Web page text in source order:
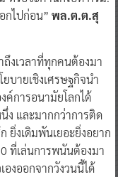
กไปก่อน” พล.ต.ต.สุ
งเวลาที่ทุกคนต้องมา
บายเชิงเศรษฐกิจนำ
การอนามัยโลกได้
ง และมากกว่าการติด
ยิ่งเดิมพันเยอะยิ่งอยาก
ที่เล่นการพนันต้องมา
งออกจากวังวนนี้ได้